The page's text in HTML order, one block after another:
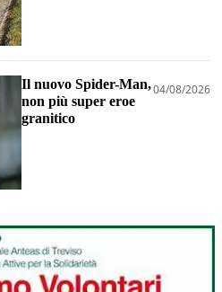
Il nuovo Spider-Man,
non più super eroe
granitico
04/08/2026